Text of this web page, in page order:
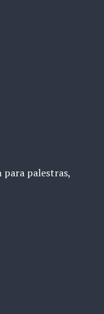
palestras,